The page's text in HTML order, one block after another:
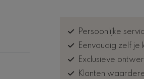
Persoonlijke
Eenvoudig zelf je
Exclusieve
Klanten